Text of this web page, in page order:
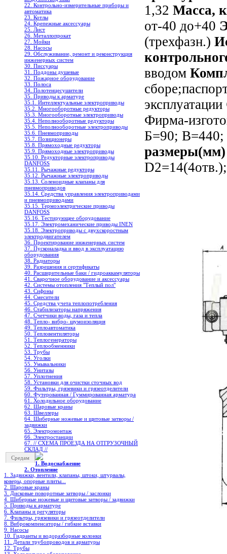
22. Контрольно-измерительные приборы и
автоматика
23. Котлы
24. Крепежные аксессуары
25. Лист
26. Металлопрокат
27. Мойки
28. Насосы
29. Обслуживание, ремонт и реконструкция
инженерных систем
30. Писсуары
31. Поддоны душевые
32. Пожарное оборудование
33. Полоса
34. Полотенцесушители
35. Приводы к арматуре
35.1. Интеллектуальные электроприводы
35.2. Многооборотные редукторы
35.3. Многооборотные электроприводы
35.4. Неполнооборотные редукторы
35.5. Неполнооборотные электроприводы
35.6. Пневмоприводы
35.7. Позиционеры
35.8. Прямоходные редукторы
35.9. Прямоходные электроприводы
35.10. Редукторные электроприводы
DANFOSS
35.11. Рычажные редукторы
35.12. Рычажные электроприводы
35.13. Соленоидные клапаны для
пневмоприводов
35.14. Средства управления электроприводами
и пневмоприводами
35.15. Термоэлектрические приводы
DANFOSS
35.16. Тестирующее оборудование
35.17. Электромеханические приводы INEN
35.18. Электроприводы с двухскоростным
электродвигателем
36. Проектирование инженерных систем
37. Пусконаладка и ввод в эксплуатацию
оборудования
38. Радиаторы
39. Разрешения и сертификаты
40. Расширительные баки / гидроаккамуляторы
41. Сварочное оборудование и аксессуары
42. Системы отопления "Теплый пол"
43. Сифоны
44. Смесители
45. Средства учета теплопотребления
46. Стабилизаторы напряжения
47. Счетчики воды, газа и тепла
48. Тепло- вибро- шумоизоляция
49. Теплоавтоматика
50. Тепловентиляторы
51. Теплогенераторы
52. Теплообменники
53. Трубы
54. Уголки
55. Умывальники
56. Унитазы
57. Уплотнения
58. Установки для очистки сточных вод
59. Фильтры, грязевики и грязеотделители
60. Футерованная / Гуммированная арматура
61. Холодильное oборудование
62. Шаровые краны
63. Швеллеры
64. Шиберные ножевые и щитовые затворы /
задвижки
65. Электромонтаж
66. Электростанции
67. // СХЕМА ПРОЕЗДА НА ОТГРУЗОЧНЫЙ
СКЛАД //
Средам
1. Водоснабжение
2. Отопление
1. Задвижки, вентили, клапаны, штоки, штурвалы,
коверы, опорные плиты...
2. Шаровые краны
3. Дисковые поворотные затворы / заслонки
4. Шиберные ножевые и щитовые затворы / задвижки
5. Приводы к арматуре
6. Клапаны и регуляторы
7. Фильтры, грязевики и грязеотделители
8. Виброкомпенсаторы / гибкие вставки
9. Насосы
10. Гидранты и водоразборные колонки
11. Детали трубопроводов и арматуры
12. Трубы
1,32 Масса,
от-40 до+40
(трехфазн.)
вводом
эксплуатации
Фирма-
Б=90;
размеры(мм)